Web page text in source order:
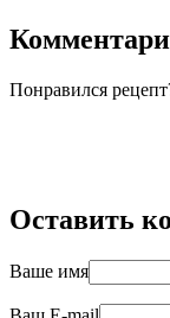
Понравился
Оставить
Ваше имя